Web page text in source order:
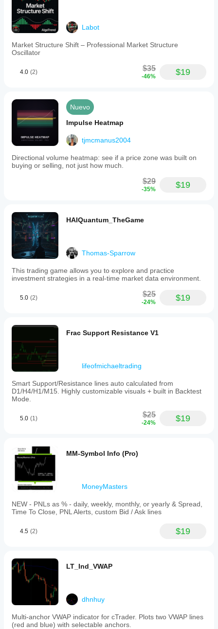
Labot
Market Structure Shift – Professional Market Structure
Oscillator
4.0 (2) $35
-46% $19
Nuevo
Impulse Heatmap
tjmcmanus2004
Directional volume heatmap: see if a price zone was built on
buying or selling, not just how much.
$29
-35% $19
HAIQuantum_TheGame
Thomas-Sparrow
This trading game allows you to explore and practice
investment strategies in a real-time market data environment.
5.0 (2) $25
-24% $19
Frac Support Resistance V1
lifeofmichaeltrading
Smart Support/Resistance lines auto calculated from
D1/H4/H1/M15. Highly customizable visuals + built in Backtest
Mode.
5.0 (1) $25
-24% $19
MM-Symbol Info (Pro)
MoneyMasters
NEW - PNLs as % - daily, weekly, monthly, or yearly & Spread,
Time To Close, PNL Alerts, custom Bid / Ask lines
4.5 (2) $19
LT_Ind_VWAP
dhnhuy
Multi-anchor VWAP indicator for cTrader. Plots two VWAP lines
(red and blue) with selectable anchors.